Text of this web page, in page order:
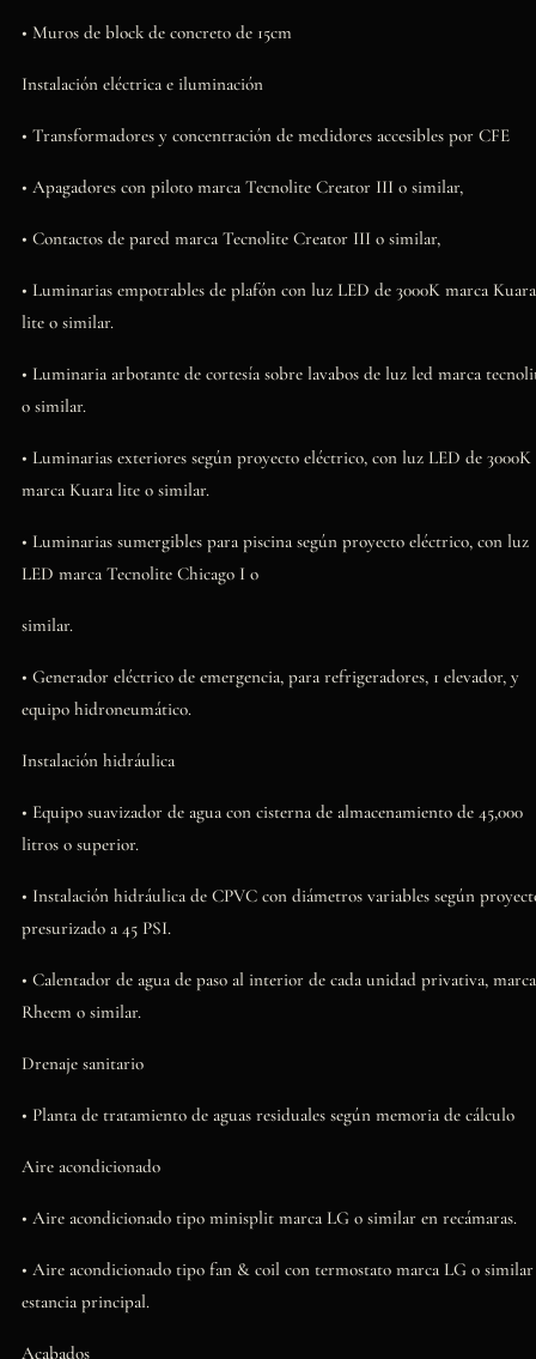
• Muros de block de concreto de 15cm
Instalación eléctrica e iluminación
• Transformadores y concentración de medidores accesibles por CFE
• Apagadores con piloto marca Tecnolite Creator III o similar,
• Contactos de pared marca Tecnolite Creator III o similar,
• Luminarias empotrables de plafón con luz LED de 3000K marca Kuara
lite o similar.
• Luminaria arbotante de cortesía sobre lavabos de luz led marca
o similar.
• Luminarias exteriores según proyecto eléctrico, con luz LED de 3000K
marca Kuara lite o similar.
• Luminarias sumergibles para piscina según proyecto eléctrico, con luz
LED marca Tecnolite Chicago I o
similar.
• Generador eléctrico de emergencia, para refrigeradores, 1 elevador, y
equipo hidroneumático.
Instalación hidráulica
• Equipo suavizador de agua con cisterna de almacenamiento de 45,000
litros o superior.
• Instalación hidráulica de CPVC con diámetros variables según
presurizado a 45 PSI.
• Calentador de agua de paso al interior de cada unidad privativa, marca
Rheem o similar.
Drenaje sanitario
• Planta de tratamiento de aguas residuales según memoria de cálculo
Aire acondicionado
• Aire acondicionado tipo minisplit marca LG o similar en recámaras.
• Aire acondicionado tipo fan & coil con termostato marca LG o similar
estancia principal.
Acabados